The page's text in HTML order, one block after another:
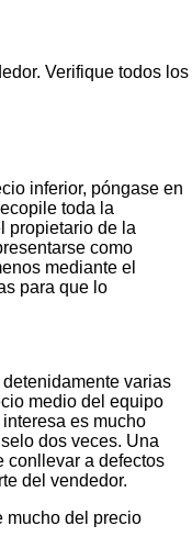
Verifique todos los
inferior, póngase en
toda la
propietario de la
como
mediante el
para que lo
varias
medio del equipo
es mucho
dos veces. Una
conllevar a defectos
del vendedor.
mucho del precio